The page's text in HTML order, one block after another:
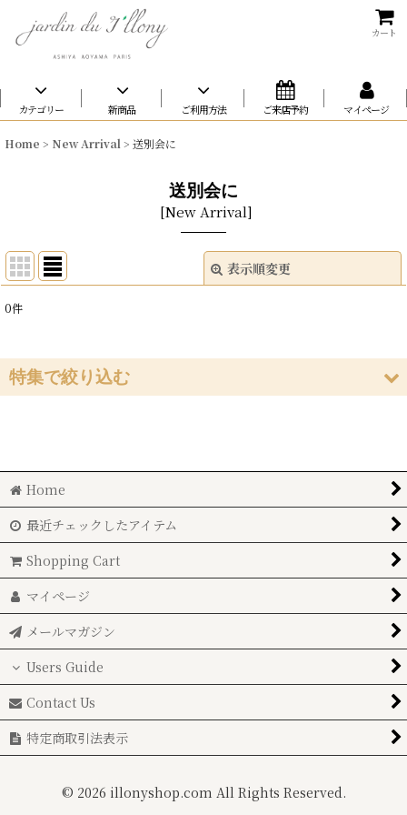
カート
カテゴリー 新商品 ご利用方法 ご来店予約 マイページ
Home > New Arrival > 送別会に
送別会に
[New Arrival]
表示順変更
表示数
在庫あり
0件
特集で絞り込む
開店祝に
記念日に
御祝に
送別会に
告白、プロポーズに
男の花贈りに
楽屋花に
Home
最近チェックしたアイテム
Shopping Cart
マイページ
メールマガジン
Users Guide
Contact Us
特定商取引法表示
© 2026 illonyshop.com All Rights Reserved.